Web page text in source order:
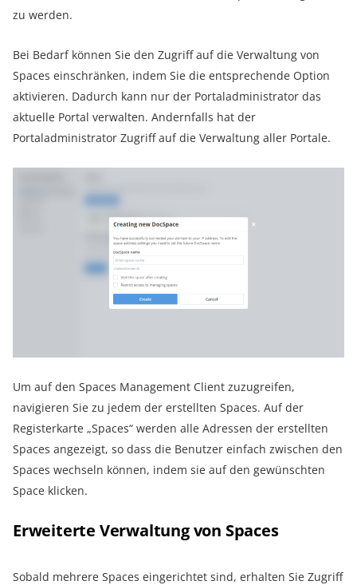
zu werden.
Bei Bedarf können Sie den Zugriff auf die Verwaltung von
Spaces einschränken, indem Sie die entsprechende Option
aktivieren. Dadurch kann nur der Portaladministrator das
aktuelle Portal verwalten. Andernfalls hat der
Portaladministrator Zugriff auf die Verwaltung aller Portale.
Um auf den Spaces Management Client zuzugreifen,
navigieren Sie zu jedem der erstellten Spaces. Auf der
Registerkarte „Spaces“ werden alle Adressen der erstellten
Spaces angezeigt, so dass die Benutzer einfach zwischen den
Spaces wechseln können, indem sie auf den gewünschten
Space klicken.
Erweiterte Verwaltung von Spaces
Sobald mehrere Spaces eingerichtet sind, erhalten Sie Zugriff